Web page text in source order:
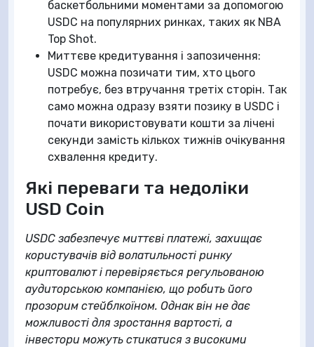
баскетбольними моментами за допомогою
USDC на популярних ринках, таких як NBA
Top Shot.
Миттєве кредитування і запозичення:
USDC можна позичати тим, хто цього
потребує, без втручання третіх сторін. Так
само можна одразу взяти позику в USDC і
почати використовувати кошти за лічені
секунди замість кількох тижнів очікування
схвалення кредиту.
Які переваги та недоліки
USD Coin
USDC забезпечує миттєві платежі, захищає
користувачів від волатильності ринку
криптовалют і перевіряється регульованою
аудиторською компанією, що робить його
прозорим стейблкоїном. Однак він не дає
можливості для зростання вартості, а
інвестори можуть стикатися з високими